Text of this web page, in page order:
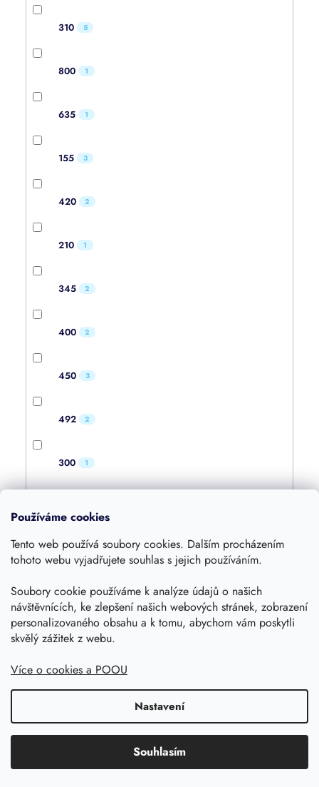
Používáme cookies
Tento web používá soubory cookies. Dalším procházením
tohoto webu vyjadřujete souhlas s jejich používáním.
Soubory cookie používáme k analýze údajů o našich
návštěvnících, ke zlepšení našich webových stránek, zobrazení
personalizovaného obsahu a k tomu, abychom vám poskytli
skvělý zážitek z webu.
Více o cookies a POOU
Nastavení
Souhlasím
310 5
800 1
635 1
155 3
420 2
210 1
345 2
400 2
450 3
492 2
300 1
Vymazat filtry
V
ý
p
s
p
r
d
u
Novinka
Možný osobní odběr Praha 4